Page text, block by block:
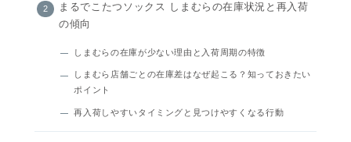
まるでこたつソックス しまむらの在庫状況と再入荷
の傾向
しまむらの在庫が少ない理由と入荷周期の特徴
しまむら店舗ごとの在庫差はなぜ起こる？知っておきたい
ポイント
再入荷しやすいタイミングと見つけやすくなる行動